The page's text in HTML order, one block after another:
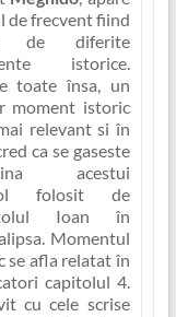
de frecvent fiind
de diferite
istorice.
toate însa, un
moment istoric
relevant si în
ca se gaseste
acestui
folosit de
Ioan în
Momentul
se afla relatat în
capitolul 4.
cu cele scrise